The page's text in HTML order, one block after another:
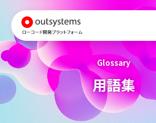
Glossary
用語集